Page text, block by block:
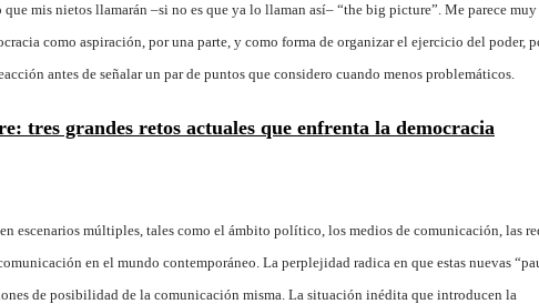
mis nietos llamarán –si no es que ya lo llaman así– “the big picture”. Me parece muy
como aspiración, por una parte, y como forma de organizar el ejercicio del poder,
antes de señalar un par de puntos que considero cuando menos problemáticos.
tres grandes retos actuales que enfrenta la democracia
escenarios múltiples, tales como el ámbito político, los medios de comunicación, las
en el mundo contemporáneo. La perplejidad radica en que estas nuevas
de posibilidad de la comunicación misma. La situación inédita que introducen la